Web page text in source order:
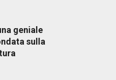
geniale
sulla